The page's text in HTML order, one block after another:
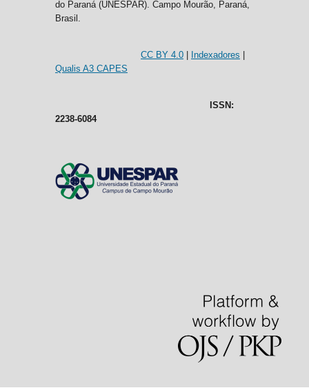
do Paraná (UNESPAR). Campo Mourão, Paraná,
Brasil.
CC BY 4.0| Indexadores
Qualis A3 CAPES
ISSN:
2238-6084